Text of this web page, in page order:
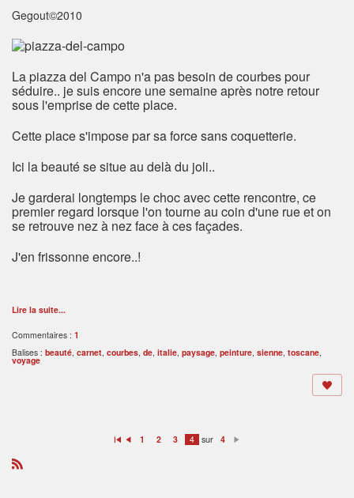
Gegout©2010
La piazza del Campo n'a pas besoin de courbes pour
séduire.. je suis encore une semaine après notre retour
sous l'emprise de cette place.
Cette place s'impose par sa force sans coquetterie.
Ici la beauté se situe au delà du joli..
Je garderai longtemps le choc avec cette rencontre, ce
premier regard lorsque l'on tourne au coin d'une rue et on
se retrouve nez à nez face à ces façades.
J'en frissonne encore..!
Lire la suite...
Commentaires : 1
Balises : beauté, carnet, courbes, de, italie, paysage, peinture, sienne, toscane,
voyage
1 2 3 4 sur 4
R